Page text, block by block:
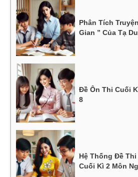
Phân Tích
Gian ” Của Tạ
Đề Ôn Thi Cuối
8
Hệ Thống Đề
Cuối Kì 2 Môn